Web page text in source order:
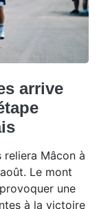
arrive
reliera Mâcon à
Le mont
une
à la victoire